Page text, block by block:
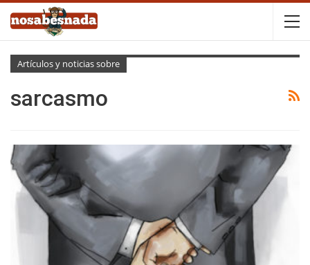
Artículos y noticias sobre
sarcasmo